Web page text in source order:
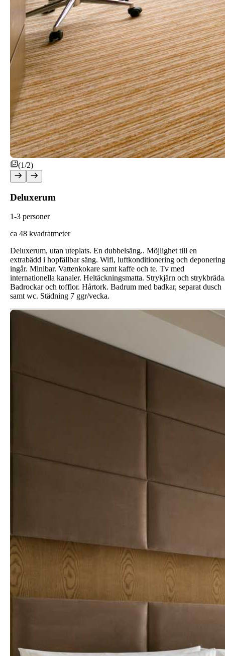
(1/2)
Deluxerum
1-3 personer
ca 48 kvadratmeter
Deluxerum, utan uteplats. En dubbelsäng.. Möjlighet till en
extrabädd i hopfällbar säng. Wifi, luftkonditionering och deponering
ingår. Minibar. Vattenkokare samt kaffe och te. Tv med
internationella kanaler. Heltäckningsmatta. Strykjärn och
Badrockar och tofflor. Hårtork. Badrum med badkar, separat dusch
samt wc. Städning 7 ggr/vecka.